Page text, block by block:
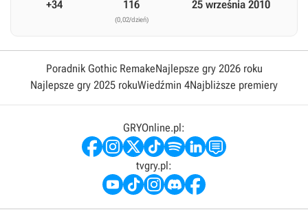
+34 116
(0,02/dzień)
25 września 2010
Poradnik Gothic RemakeNajlepsze gry 2026 roku
Najlepsze gry 2025 rokuWiedźmin 4Najbliższe premiery
GRYOnline.pl:
tvgry.pl: